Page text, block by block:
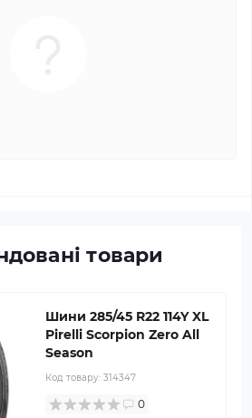
товари
Шини 285/45 R22 114Y XL
Pirelli Scorpion Zero All
Season
Код товару: 314347
0